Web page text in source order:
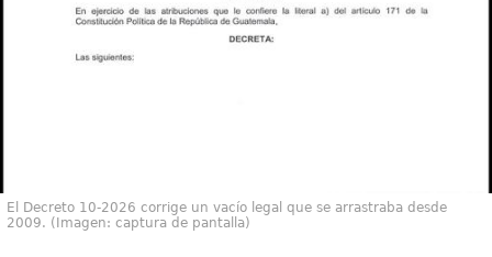
El Decreto 10-2026 corrige un vacío legal que se arrastraba desde
2009. (Imagen: captura de pantalla)